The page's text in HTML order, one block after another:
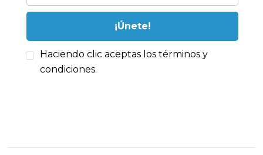
Haciendo clic aceptas los términos y
condiciones.